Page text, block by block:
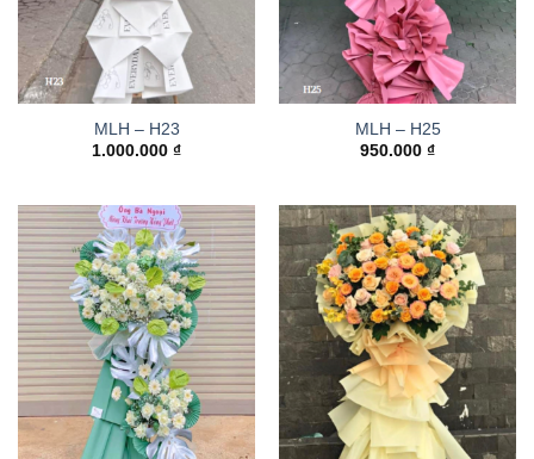
MLH – H23
1.000.000 ₫
MLH – H25
950.000 ₫